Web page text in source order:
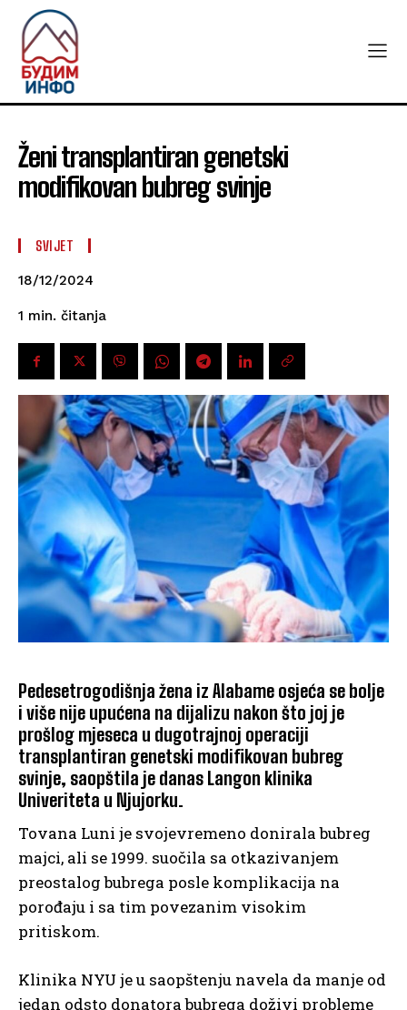
Ženi transplantiran genetski
modifikovan bubreg svinje
SVIJET
18/12/2024
1 min. čitanja
Pedesetrogodišnja žena iz Alabame osjeća se bolje
i više nije upućena na dijalizu nakon što joj je
prošlog mjeseca u dugotrajnoj operaciji
transplantiran genetski modifikovan bubreg
svinje, saopštila je danas Langon klinika
Univeriteta u Njujorku.
Tovana Luni je svojevremeno donirala bubreg
majci, ali se 1999. suočila sa otkazivanjem
preostalog bubrega posle komplikacija na
porođaju i sa tim povezanim visokim
pritiskom.
Klinika NYU je u saopštenju navela da manje od
jedan odsto donatora bubrega doživi probleme